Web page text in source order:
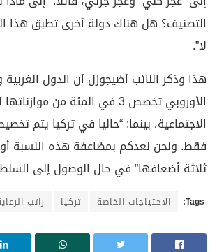
التصنيف؟ هل هناك دولة أخرى تطبق هذا
لا”.
هذا وذكر النائب أضيجوزل أن الدول الغربية
الأوروبي تخصص 3 في المئة من
فقط. ونحن نعدكم بمضاعفة هذه النسبة
ثلاثة أضعافها” في حال الوصول إلى
Tags: الاحتياجات الخاصة تركيا راتب